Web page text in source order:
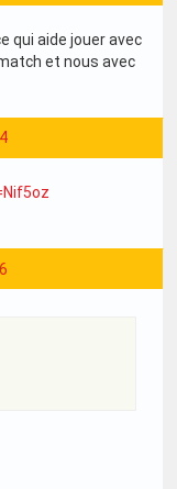
qui aide jouer avec
et nous avec